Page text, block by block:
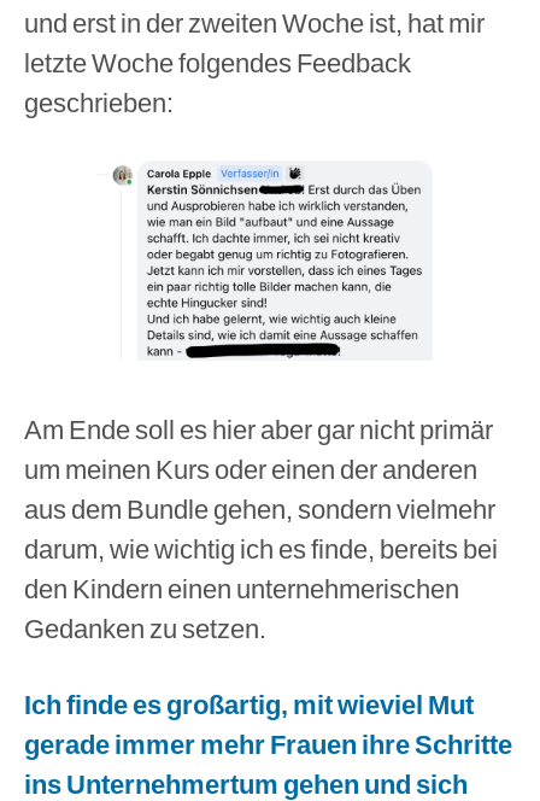
und erst in der zweiten Woche ist, hat mir
letzte Woche folgendes Feedback
geschrieben:
Am Ende soll es hier aber gar nicht primär
um meinen Kurs oder einen der anderen
aus dem Bundle gehen, sondern vielmehr
darum, wie wichtig ich es finde, bereits bei
den Kindern einen unternehmerischen
Gedanken zu setzen.
Ich finde es großartig, mit wieviel Mut
gerade immer mehr Frauen ihre Schritte
ins Unternehmertum gehen und sich